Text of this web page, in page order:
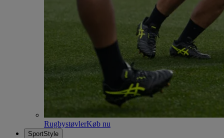
RugbystøvlerKøb nu
SportStyle